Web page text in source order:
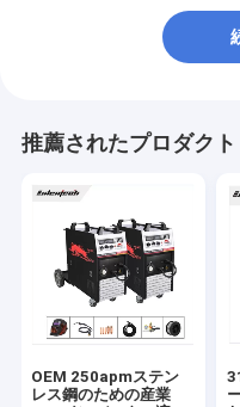
推薦されたプロダクト
OEM 250apmステン
レス鋼のための産業